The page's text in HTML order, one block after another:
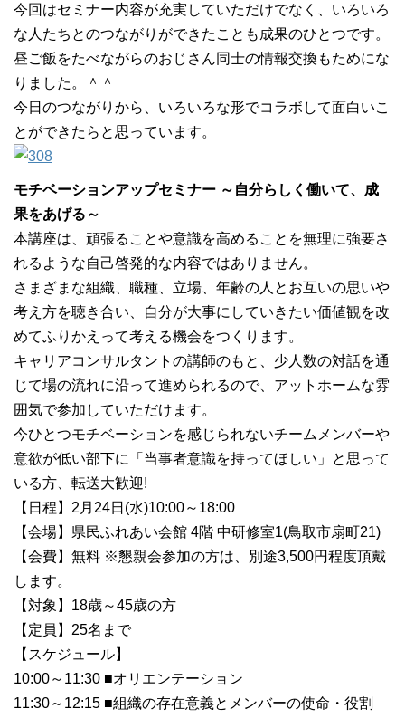
今回はセミナー内容が充実していただけでなく、いろいろ
な人たちとのつながりができたことも成果のひとつです。
昼ご飯をたべながらのおじさん同士の情報交換もためにな
りました。＾＾
今日のつながりから、いろいろな形でコラボして面白いこ
とができたらと思っています。
モチベーションアップセミナー ～自分らしく働いて、成
果をあげる～
本講座は、頑張ることや意識を高めることを無理に強要さ
れるような自己啓発的な内容ではありません。
さまざまな組織、職種、立場、年齢の人とお互いの思いや
考え方を聴き合い、自分が大事にしていきたい価値観を改
めてふりかえって考える機会をつくります。
キャリアコンサルタントの講師のもと、少人数の対話を通
じて場の流れに沿って進められるので、アットホームな雰
囲気で参加していただけます。
今ひとつモチベーションを感じられないチームメンバーや
意欲が低い部下に「当事者意識を持ってほしい」と思って
いる方、転送大歓迎!
【日程】2月24日(水)10:00～18:00
【会場】県民ふれあい会館 4階 中研修室1(鳥取市扇町21)
【会費】無料 ※懇親会参加の方は、別途3,500円程度頂戴
します。
【対象】18歳～45歳の方
【定員】25名まで
【スケジュール】
10:00～11:30 ■オリエンテーション
11:30～12:15 ■組織の存在意義とメンバーの使命・役割